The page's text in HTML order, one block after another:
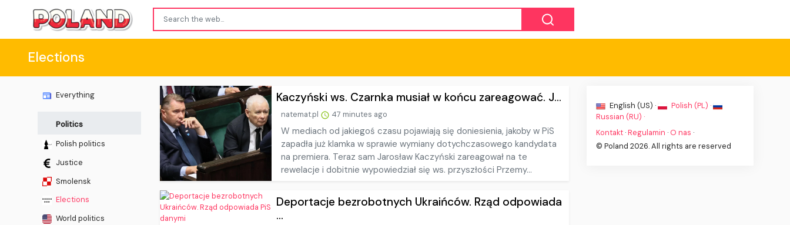
Elections
Everything
Politics
Polish politics
Justice
Smolensk
Elections
World politics
Kaczyński ws. Czarnka musiał w końcu zareagować. J...
natemat.pl 47 minutes ago
W mediach od jakiegoś czasu pojawiają się doniesienia, jakoby w PiS
zapadła już klamka w sprawie wymiany dotychczasowego kandydata
na premiera. Teraz sam Jarosław Kaczyński zareagował na te
rewelacje i dobitnie wypowiedział się ws. przyszłości Przemy...
Deportacje bezrobotnych Ukraińców. Rząd odpowiada
...
English (US) ·
Polish (PL) ·
Russian (RU) ·
Kontakt ·Regulamin · O nas ·
© Poland 2026. All rights are reserved